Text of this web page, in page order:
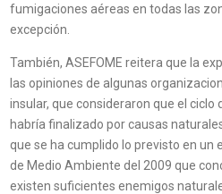
fumigaciones aéreas en todas las
excepción.
También, ASEFOME reitera que la
las opiniones de algunas
insular, que consideraron que el ciclo
habría finalizado por causas
que se ha cumplido lo previsto en un
de Medio Ambiente del 2009 que
existen suficientes enemigos